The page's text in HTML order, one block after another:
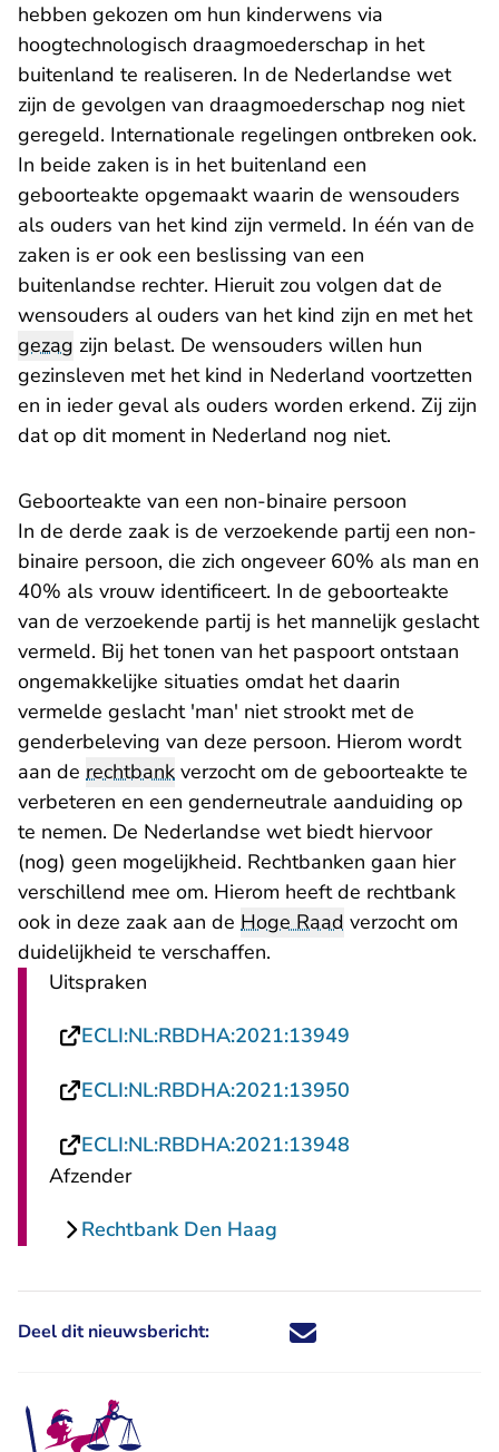
hebben gekozen om hun kinderwens via
hoogtechnologisch draagmoederschap in het
buitenland te realiseren. In de Nederlandse wet
zijn de gevolgen van draagmoederschap nog niet
geregeld. Internationale regelingen ontbreken ook.
In beide zaken is in het buitenland een
geboorteakte opgemaakt waarin de wensouders
als ouders van het kind zijn vermeld. In één van de
zaken is er ook een beslissing van een
buitenlandse rechter. Hieruit zou volgen dat de
wensouders al ouders van het kind zijn en met het
gezag zijn belast. De wensouders willen hun
gezinsleven met het kind in Nederland voortzetten
en in ieder geval als ouders worden erkend. Zij zijn
dat op dit moment in Nederland nog niet.
Geboorteakte van een non-binaire persoon
In de derde zaak is de verzoekende partij een non-
binaire persoon, die zich ongeveer 60% als man en
40% als vrouw identificeert. In de geboorteakte
van de verzoekende partij is het mannelijk geslacht
vermeld. Bij het tonen van het paspoort ontstaan
ongemakkelijke situaties omdat het daarin
vermelde geslacht 'man' niet strookt met de
genderbeleving van deze persoon. Hierom wordt
aan de rechtbank verzocht om de geboorteakte te
verbeteren en een genderneutrale aanduiding op
te nemen. De Nederlandse wet biedt hiervoor
(nog) geen mogelijkheid. Rechtbanken gaan hier
verschillend mee om. Hierom heeft de rechtbank
ook in deze zaak aan de Hoge Raad verzocht om
duidelijkheid te verschaffen.
Uitspraken
ECLI:NL:RBDHA:2021:13949
ECLI:NL:RBDHA:2021:13950
ECLI:NL:RBDHA:2021:13948
Afzender
Rechtbank Den Haag
Deel dit nieuwsbericht: Deel dit nieuwsbericht via X -
Deel dit nieuwsbericht via
Deel dit nieuwsbericht
Deel dit